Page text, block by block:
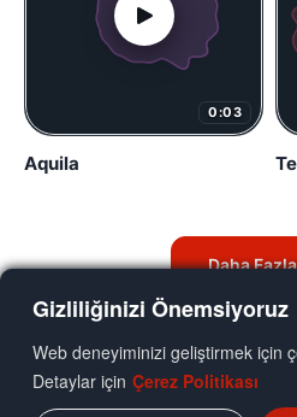
Gizliliğinizi Önemsiyoruz
Web deneyiminizi geliştirmek için
Detaylar için Çerez Politikası
0:03
Aquila
Daha